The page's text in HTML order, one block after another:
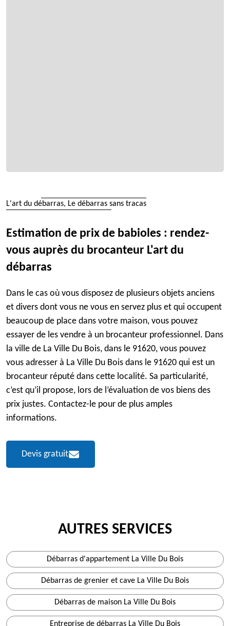
L'art du débarras, Le débarras sans tracas
Estimation de prix de babioles : rendez-
vous auprès du brocanteur L'art du
débarras
Dans le cas où vous disposez de plusieurs objets anciens
et divers dont vous ne vous en servez plus et qui occupent
beaucoup de place dans votre maison, vous pouvez
essayer de les vendre à un brocanteur professionnel. Dans
la ville de La Ville Du Bois, dans le 91620, vous pouvez
vous adresser à La Ville Du Bois dans le 91620 qui est un
brocanteur réputé dans cette localité. Sa particularité,
c’est qu’il propose, lors de l’évaluation de vos biens des
prix justes. Contactez-le pour de plus amples
informations.
Devis gratuit
AUTRES SERVICES
Débarras d'appartement La Ville Du Bois
Débarras de grenier et cave La Ville Du Bois
Débarras de maison La Ville Du Bois
Entreprise de débarras La Ville Du Bois